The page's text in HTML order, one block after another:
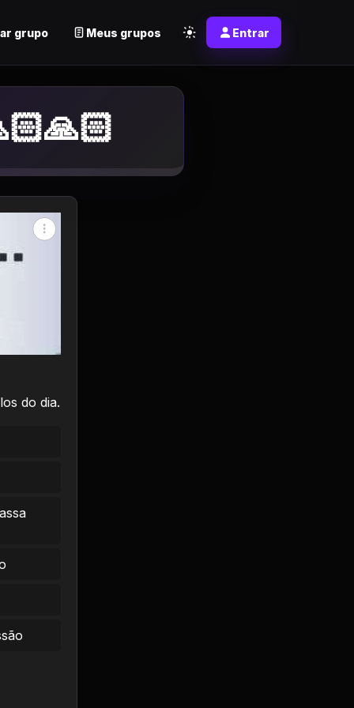
grupo Meus grupos Entrar
do dia.